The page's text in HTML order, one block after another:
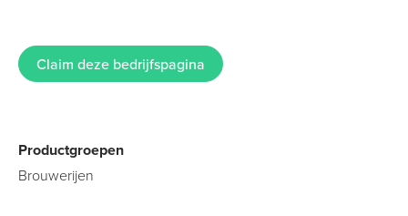
Claim deze bedrijfspagina
Productgroepen
Brouwerijen